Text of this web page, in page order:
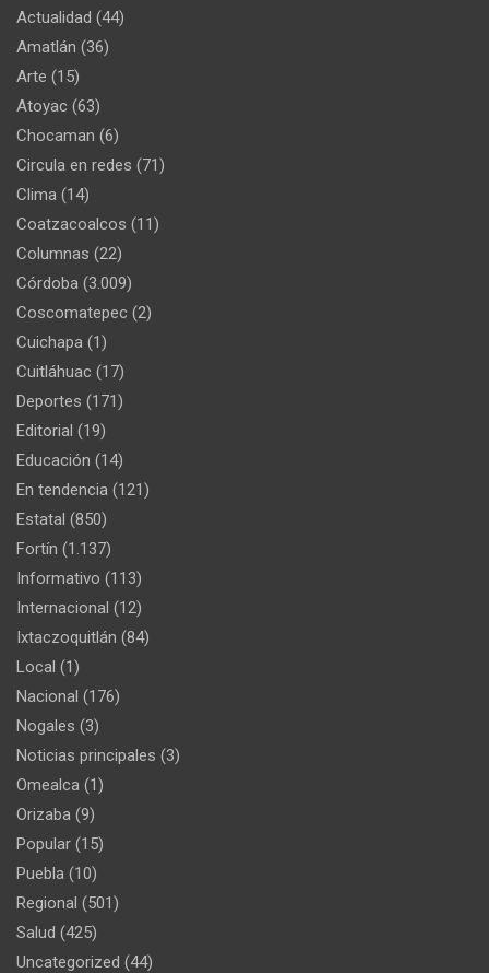
Actualidad (44)
Amatlán (36)
Arte (15)
Atoyac (63)
Chocaman (6)
Circula en redes (71)
Clima (14)
Coatzacoalcos (11)
Columnas (22)
Córdoba (3.009)
Coscomatepec (2)
Cuichapa (1)
Cuitláhuac (17)
Deportes (171)
Editorial (19)
Educación (14)
En tendencia (121)
Estatal (850)
Fortín (1.137)
Informativo (113)
Internacional (12)
Ixtaczoquitlán (84)
Local (1)
Nacional (176)
Nogales (3)
Noticias principales (3)
Omealca (1)
Orizaba (9)
Popular (15)
Puebla (10)
Regional (501)
Salud (425)
Uncategorized (44)